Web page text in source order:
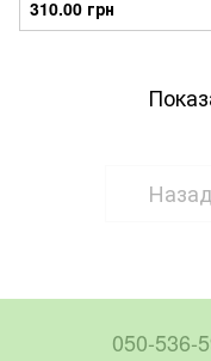
СД065кБ28нн
310.00 грн
Назад
050-536-